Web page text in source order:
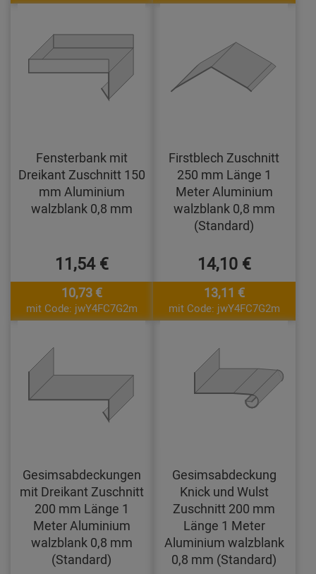
Fensterbank mit
Dreikant Zuschnitt 150
mm Aluminium
walzblank 0,8 mm
11,54 €
10,73 €
mit Code: jwY4FC7G2m
Firstblech Zuschnitt
250 mm Länge 1
Meter Aluminium
walzblank 0,8 mm
(Standard)
14,10 €
13,11 €
mit Code: jwY4FC7G2m
Gesimsabdeckungen
mit Dreikant Zuschnitt
200 mm Länge 1
Meter Aluminium
walzblank 0,8 mm
(Standard)
Gesimsabdeckung
Knick und Wulst
Zuschnitt 200 mm
Länge 1 Meter
Aluminium walzblank
0,8 mm (Standard)